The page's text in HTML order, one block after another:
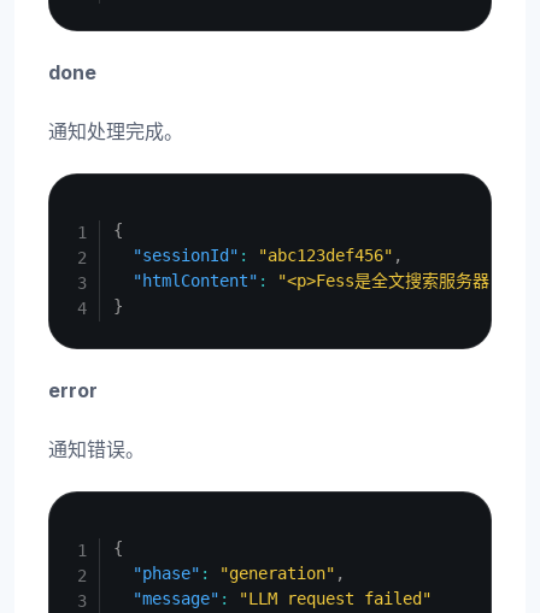
done
通知处理完成。
{
"sessionId" : "abc123def456" ,
"htmlContent" :
"<p>Fess是全文搜索服务器
}
error
通知错误。
{
"phase" : "generation" ,
"message" :
"LLM request failed"